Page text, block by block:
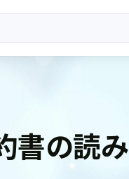
書の読み